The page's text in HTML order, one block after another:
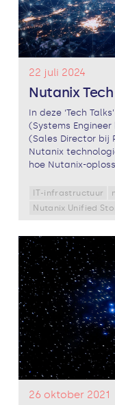
22 juli 2024
Nutanix
In deze ‘Tech
(Systems
(Sales Director bij
Nutanix
hoe Nutanix-
IT-infrastructuur
Nutanix Unified
26 oktober 2021